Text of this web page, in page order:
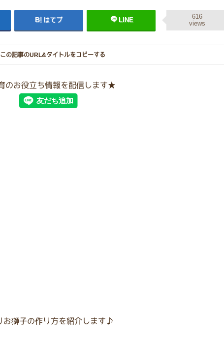
はてブ LINE
616
views
この記事のURL&タイトルをコピーする
のお役立ち情報を配信します★
お獅子の作り方を紹介します♪